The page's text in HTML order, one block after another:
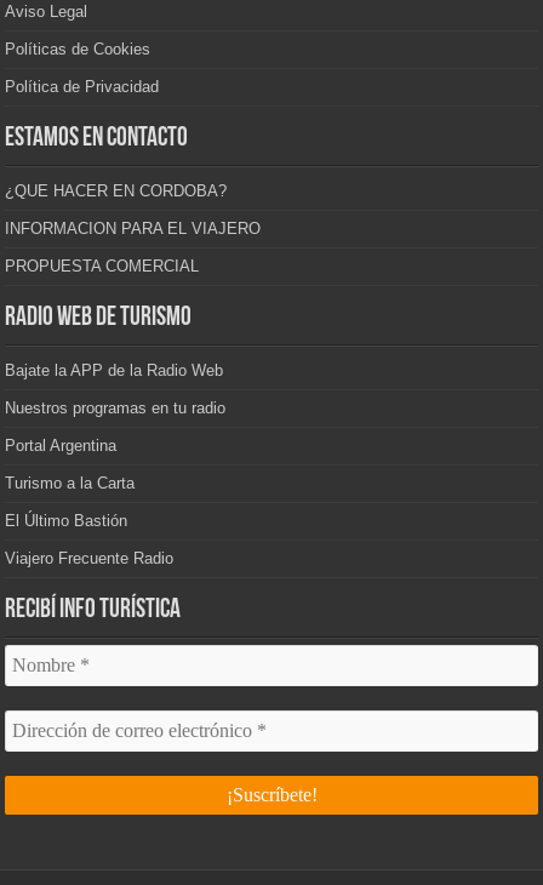
Aviso Legal
Políticas de Cookies
Política de Privacidad
Estamos en contacto
¿QUE HACER EN CORDOBA?
INFORMACION PARA EL VIAJERO
PROPUESTA COMERCIAL
Radio Web de Turismo
Bajate la APP de la Radio Web
Nuestros programas en tu radio
Portal Argentina
Turismo a la Carta
El Último Bastión
Viajero Frecuente Radio
Recibí info turística